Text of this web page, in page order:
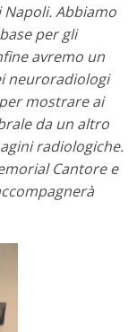
Abbiamo
per gli
avremo un
neuroradiologi
mostrare ai
da un altro
radiologiche.
Cantore e